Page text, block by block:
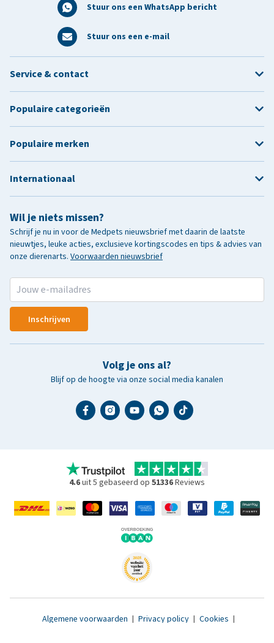
Stuur ons een WhatsApp bericht
Stuur ons een e-mail
Wil je niets missen?
Schrijf je nu in voor de Medpets nieuwsbrief met daarin de laatste
nieuwtjes, leuke acties, exclusieve kortingscodes en tips & advies van
onze dierenarts. Voorwaarden nieuwsbrief
Inschrijven
Volg je ons al?
Blijf op de hoogte via onze social media kanalen
Service & contact
Populaire categorieën
Populaire merken
Internationaal
4.6uit 5 gebaseerd op 51336Reviews
Algemene voorwaarden | Privacy policy | Cookies |